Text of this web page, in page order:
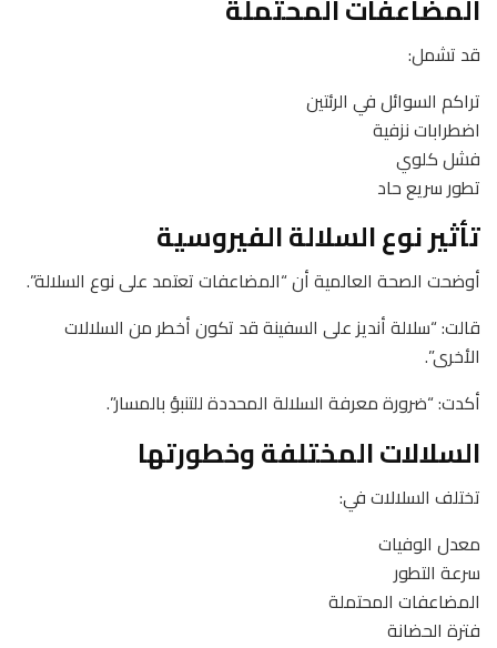
المضاعفات المحتملة
قد تشمل:
تراكم السوائل في الرئتين
اضطرابات نزفية
فشل كلوي
تطور سريع حاد
تأثير نوع السلالة الفيروسية
أوضحت الصحة العالمية أن “المضاعفات تعتمد على نوع السلالة”.
قالت: “سلالة أنديز على السفينة قد تكون أخطر من السلالات
الأخرى”.
أكدت: “ضرورة معرفة السلالة المحددة للتنبؤ بالمسار”.
السلالات المختلفة وخطورتها
تختلف السلالات في:
معدل الوفيات
سرعة التطور
المضاعفات المحتملة
فترة الحضانة